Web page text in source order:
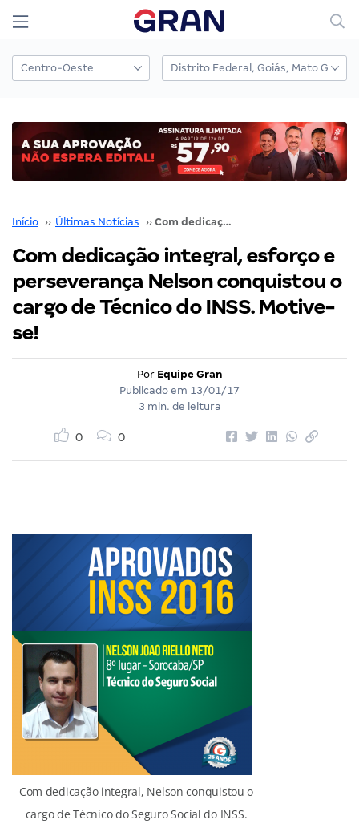
Início ›› Últimas Notícias ›› Com dedicação integral, esforço e perseverança Nelson conquistou o cargo de Técnico do INSS. Motive-se!
Com dedicação integral, esforço e
perseverança Nelson conquistou o
cargo de Técnico do INSS. Motive-
se!
Por Equipe Gran
Publicado em 13/01/17
3 min. de leitura
0 0
Com dedicação integral, Nelson conquistou o
cargo de Técnico do Seguro Social do INSS.